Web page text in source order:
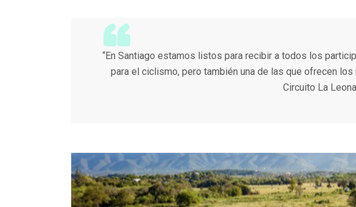
“En Santiago estamos listos para recibir a todos los
para el ciclismo, pero también una de las que ofrecen
Circuito La